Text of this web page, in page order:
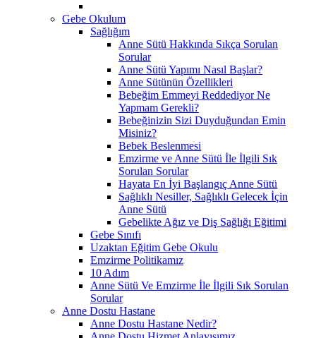
Gebe Okulum
Sağlığım
Anne Sütü Hakkında Sıkça Sorulan
Sorular
Anne Sütü Yapımı Nasıl Başlar?
Anne Sütünün Özellikleri
Bebeğim Emmeyi Reddediyor Ne
Yapmam Gerekli?
Bebeğinizin Sizi Duyduğundan Emin
Misiniz?
Bebek Beslenmesi
Emzirme ve Anne Sütü İle İlgili Sık
Sorulan Sorular
Hayata En İyi Başlangıç Anne Sütü
Sağlıklı Nesiller, Sağlıklı Gelecek İçin
Anne Sütü
Gebelikte Ağız ve Diş Sağlığı Eğitimi
Gebe Sınıfı
Uzaktan Eğitim Gebe Okulu
Emzirme Politikamız
10 Adım
Anne Sütü Ve Emzirme İle İlgili Sık Sorulan
Sorular
Anne Dostu Hastane
Anne Dostu Hastane Nedir?